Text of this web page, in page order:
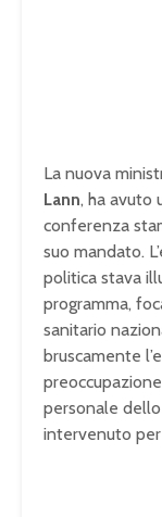
La nuova
Lann, ha avuto
conferenza
suo mandato.
politica stava
programma,
sanitario
bruscamente
personale
intervenuto per